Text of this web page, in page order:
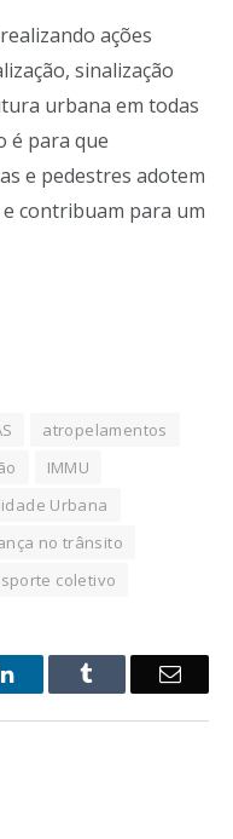
ações
sinalização
urbana em todas
é para que
e pedestres adotem
contribuam para um
atropelamentos
IMMU
Urbana
no trânsito
coletivo
LinkedIn
E-